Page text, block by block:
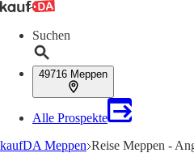
Suchen
49716 Meppen
Alle Prospekte
kaufDA Meppen Reise Meppen -